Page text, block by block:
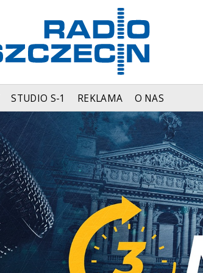
STUDIO S-1 REKLAMA O NAS